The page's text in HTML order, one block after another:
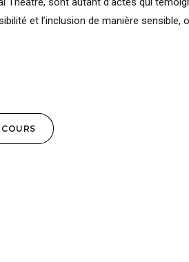
et l’inclusion de manière sensible,